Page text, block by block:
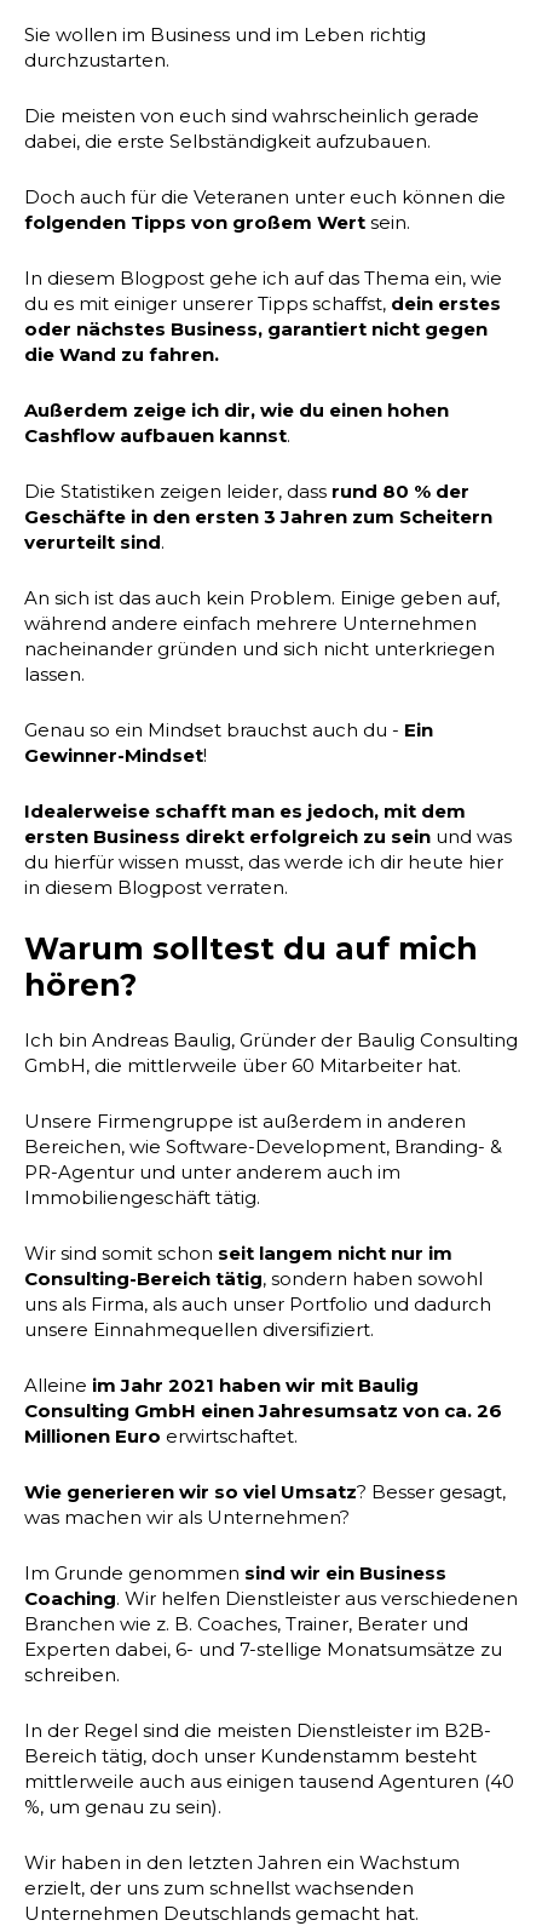
Sie wollen im Business und im Leben richtig
durchzustarten.
Die meisten von euch sind wahrscheinlich gerade
dabei, die erste Selbständigkeit aufzubauen.
Doch auch für die Veteranen unter euch können die
folgenden Tipps von großem Wert sein.
In diesem Blogpost gehe ich auf das Thema ein, wie
du es mit einiger unserer Tipps schaffst, dein erstes
oder nächstes Business, garantiert nicht gegen
die Wand zu fahren.
Außerdem zeige ich dir, wie du einen hohen
Cashflow aufbauen kannst.
Die Statistiken zeigen leider, dass rund 80 % der
Geschäfte in den ersten 3 Jahren zum Scheitern
verurteilt sind.
An sich ist das auch kein Problem. Einige geben auf,
während andere einfach mehrere Unternehmen
nacheinander gründen und sich nicht unterkriegen
lassen.
Genau so ein Mindset brauchst auch du - Ein
Gewinner-Mindset!
Idealerweise schafft man es jedoch, mit dem
ersten Business direkt erfolgreich zu sein und was
du hierfür wissen musst, das werde ich dir heute hier
in diesem Blogpost verraten.
Warum solltest du auf mich
hören?
Ich bin Andreas Baulig, Gründer der Baulig Consulting
GmbH, die mittlerweile über 60 Mitarbeiter hat.
Unsere Firmengruppe ist außerdem in anderen
Bereichen, wie Software-Development, Branding- &
PR-Agentur und unter anderem auch im
Immobiliengeschäft tätig.
Wir sind somit schon seit langem nicht nur im
Consulting-Bereich tätig, sondern haben sowohl
uns als Firma, als auch unser Portfolio und dadurch
unsere Einnahmequellen diversifiziert.
Alleine im Jahr 2021 haben wir mit Baulig
Consulting GmbH einen Jahresumsatz von ca. 26
Millionen Euro erwirtschaftet.
Wie generieren wir so viel Umsatz? Besser gesagt,
was machen wir als Unternehmen?
Im Grunde genommen sind wir ein Business
Coaching. Wir helfen Dienstleister aus verschiedenen
Branchen wie z. B. Coaches, Trainer, Berater und
Experten dabei, 6- und 7-stellige Monatsumsätze zu
schreiben.
In der Regel sind die meisten Dienstleister im B2B-
Bereich tätig, doch unser Kundenstamm besteht
mittlerweile auch aus einigen tausend Agenturen (40
%, um genau zu sein).
Wir haben in den letzten Jahren ein Wachstum
erzielt, der uns zum schnellst wachsenden
Unternehmen Deutschlands gemacht hat.